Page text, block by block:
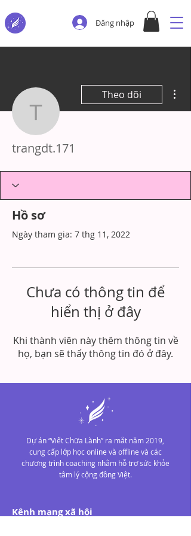
Đăng nhập
trangdt.171
Theo dõi
trangdt.171
Hồ sơ
Ngày tham gia: 7 thg 11, 2022
Chưa có thông tin để
hiển thị ở đây
Khi thành viên này thêm thông tin về
họ, bạn sẽ thấy thông tin đó ở đây.
Dự án “Viết Chữa Lành” ra mắt năm 2019,
cung cấp lớp học online và offline và các
chương trình coaching nhằm hỗ trợ sức khỏe
tâm lý cộng đồng Việt.
Kênh mạng xã hội